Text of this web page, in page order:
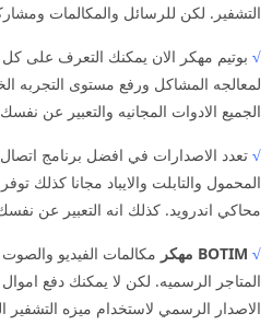
التشفير. لكن للرسائل والمكالمات
√ بوتيم مهكر الان يمكنك التعرف على كل
لمعالجه المشاكل ورفع مستوى التجربه
الجميع الادوات المجانيه والتعبير عن
√ تعدد الاصدارات في افضل برنامج
المحمول والتابلت والايباد مجانا كذلك
محاكي اندرويد. كذلك انه التعبير عن
√ BOTIM مهكر
مكالمات الفيديو
المتاجر الرسميه. لكن لا يمكنك دفع
الاصدار الرسمي لاستخدام ميزه التشفير